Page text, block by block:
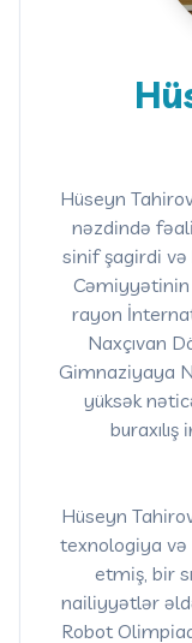
Hüseyn
nəzdində
sinif şagirdi və
Cəmiyyətinin
rayon
Naxçıvan
Gimnaziyaya
yüksək
Hüseyn
texnologiya
etmiş, bir
nailiyyətlər
Robot